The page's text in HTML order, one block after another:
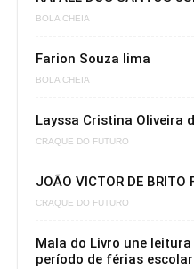
BOLA CHEIA
Farion Souza lima
BOLA CHEIA
Layssa Cristina Oliveira
CRAQUE DO FUTURO
JOÃO VICTOR DE BRITO
CRAQUE DO FUTURO
Mala do Livro une
período de férias